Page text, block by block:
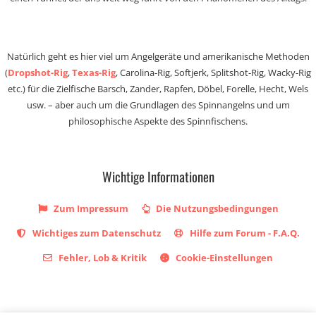
Natürlich geht es hier viel um Angelgeräte und amerikanische Methoden
(Dropshot-Rig,Texas-Rig, Carolina-Rig, Softjerk, Splitshot-Rig, Wacky-Rig
etc.) für die Zielfische Barsch, Zander, Rapfen, Döbel, Forelle, Hecht, Wels
usw. – aber auch um die Grundlagen des Spinnangelns und um
philosophische Aspekte des Spinnfischens.
Wichtige Informationen
Zum Impressum
Die Nutzungsbedingungen
Wichtiges zum Datenschutz
Hilfe zum Forum - F.A.Q.
Fehler, Lob & Kritik
Cookie-Einstellungen